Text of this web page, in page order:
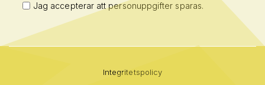
Jag accepterar att personuppgifter sparas.
Integritetspolicy